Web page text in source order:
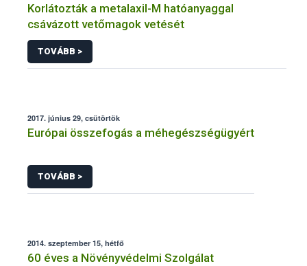
Korlátozták a metalaxil-M hatóanyaggal
csávázott vetőmagok vetését
TOVÁBB >
2017. június 29, csütörtök
Európai összefogás a méhegészségügyért
TOVÁBB >
2014. szeptember 15, hétfő
60 éves a Növényvédelmi Szolgálat